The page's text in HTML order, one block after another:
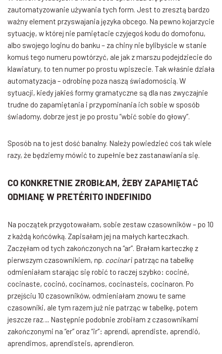
zautomatyzowanie używania tych form. Jest to zresztą bardzo
ważny element przyswajania języka obcego. Na pewno kojarzycie
sytuację, w której nie pamiętacie czyjegoś kodu do domofonu,
albo swojego loginu do banku – za chiny nie bylibyście w stanie
komuś tego numeru powtórzyć, ale jak z marszu podejdziecie do
klawiatury, to ten numer po prostu wpiszecie. Tak właśnie działa
automatyzacja – odrobinę poza naszą świadomością. W
sytuacji, kiedy jakieś formy gramatyczne są dla nas zwyczajnie
trudne do zapamiętania i przypominania ich sobie w sposób
świadomy, dobrze jest je po prostu “wbić sobie do głowy”.
Sposób na to jest dość banalny. Należy powiedzieć coś tak wiele
razy, że będziemy mówić to zupełnie bez zastanawiania się.
CO KONKRETNIE ZROBIŁAM, ŻEBY ZAPAMIĘTAĆ
ODMIANĘ W PRETÉRITO INDEFINIDO
Na początek przygotowałam, sobie zestaw czasowników – po 10
z każdą końcówką. Zapisałam jej na małych karteczkach.
Zaczęłam od tych zakończonych na “ar”. Brałam karteczkę z
pierwszym czasownikiem, np. cocinari patrząc na tabelkę
odmieniałam starając się robić to raczej szybko: cociné,
cocinaste, cocinó, cocinamos, cocinasteis, cocinaron. Po
przejściu 10 czasowników, odmieniałam znowu te same
czasowniki, ale tym razem już nie patrząc w tabelkę, potem
jeszcze raz… Następnie podobnie zrobiłam z czasownikami
zakończonymi na “er” oraz “ir”: aprendí, aprendiste, aprendió,
aprendimos, aprendisteis, aprendieron.